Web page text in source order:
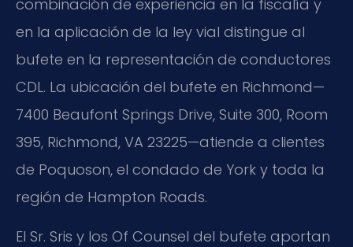
combinación de experiencia en la fiscalía y
en la aplicación de la ley vial distingue al
bufete en la representación de conductores
CDL. La ubicación del bufete en Richmond—
7400 Beaufont Springs Drive, Suite 300, Room
395, Richmond, VA 23225—atiende a clientes
de Poquoson, el condado de York y toda la
región de Hampton Roads.
El Sr. Sris y los Of Counsel del bufete aportan